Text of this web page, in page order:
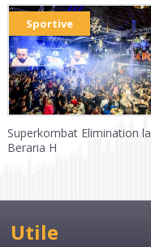
Sportive
Superkombat Elimination la
Beraria H
Utile